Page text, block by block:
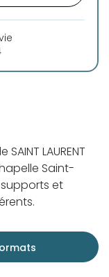
LAURENT
Saint-
et